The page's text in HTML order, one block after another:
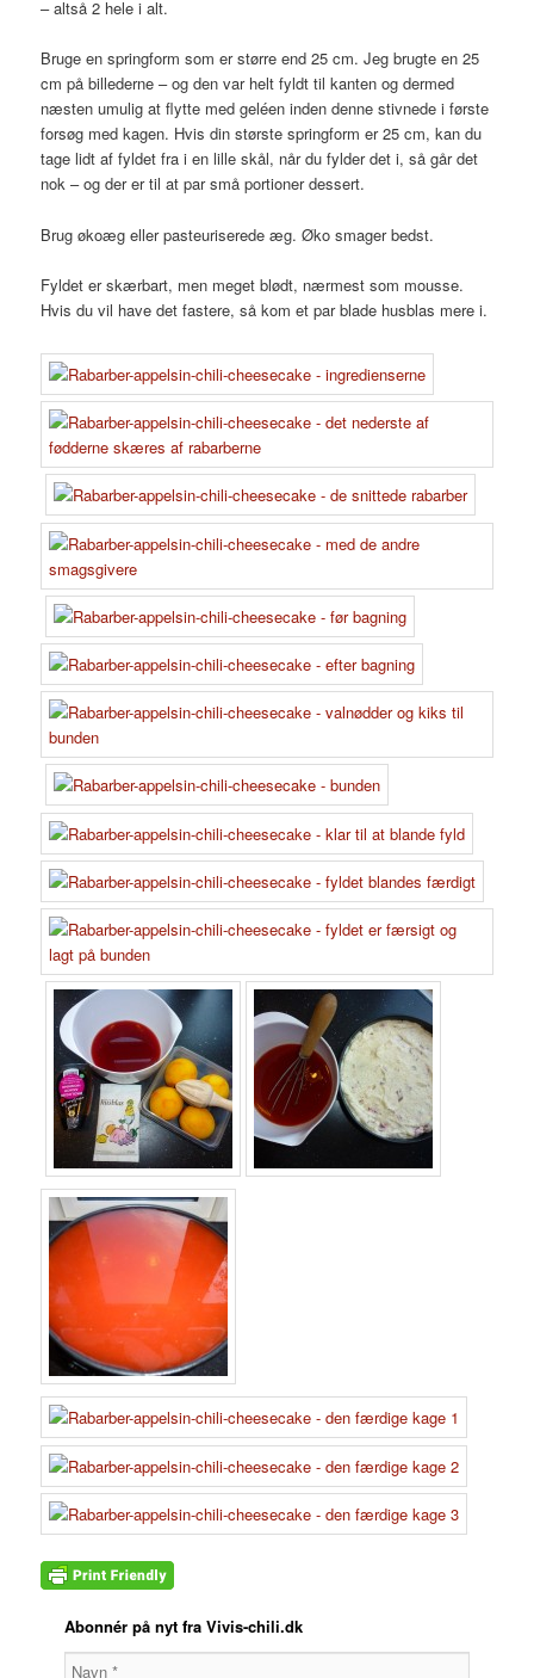
– altså 2 hele i alt.
Bruge en springform som er større end 25 cm. Jeg brugte en 25
cm på billederne – og den var helt fyldt til kanten og dermed
næsten umulig at flytte med geléen inden denne stivnede i første
forsøg med kagen. Hvis din største springform er 25 cm, kan du
tage lidt af fyldet fra i en lille skål, når du fylder det i, så går det
nok – og der er til at par små portioner dessert.
Brug økoæg eller pasteuriserede æg. Øko smager bedst.
Fyldet er skærbart, men meget blødt, nærmest som mousse.
Hvis du vil have det fastere, så kom et par blade husblas mere i.
Abonnér på nyt fra Vivis-chili.dk